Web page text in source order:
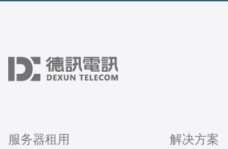
服务器租用 解决方案